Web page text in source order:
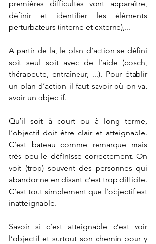
premières difficultés vont apparaître,
définir et identifier les éléments
perturbateurs (interne et externe),...
A partir de la, le plan d’action se défini
soit seul soit avec de l’aide (coach,
thérapeute, entraîneur, ...). Pour établir
un plan d’action il faut savoir où on va,
avoir un objectif.
Qu’il soit à court ou à long terme,
l’objectif doit être clair et atteignable.
C’est bateau comme remarque mais
très peu le définisse correctement. On
voit (trop) souvent des personnes qui
abandonne en disant c’est trop difficile.
C’est tout simplement que l’objectif est
inatteignable.
Savoir si c’est atteignable c’est voir
l’objectif et surtout son chemin pour y